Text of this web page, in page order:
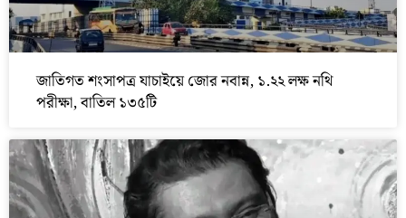
জাতিগত শংসাপত্র যাচাইয়ে জোর নবান্ন, ১.২২ লক্ষ নথি
পরীক্ষা, বাতিল ১৩৫টি